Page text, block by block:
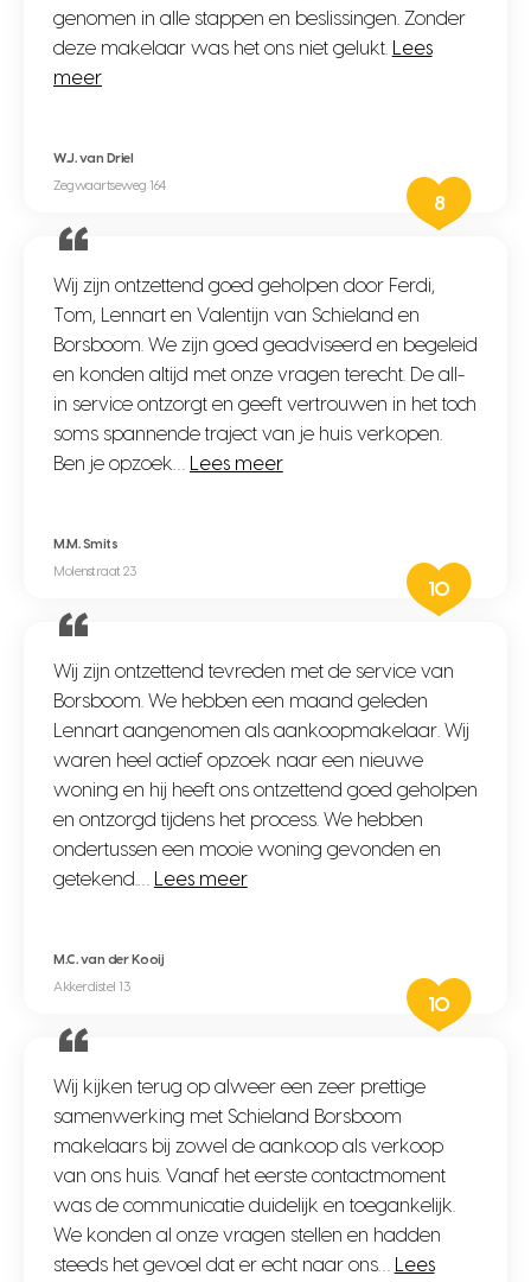
genomen in alle stappen en beslissingen. Zonder
deze makelaar was het ons niet gelukt.
Lees
meer
W.J. van Driel
Zegwaartseweg 164
8
Wij zijn ontzettend goed geholpen door Ferdi,
Tom, Lennart en Valentijn van Schieland en
Borsboom. We zijn goed geadviseerd en begeleid
en konden altijd met onze vragen terecht. De all-
in service ontzorgt en geeft vertrouwen in het toch
soms spannende traject van je huis verkopen.
Ben je opzoek…
Lees meer
M.M. Smits
Molenstraat 23
10
Wij zijn ontzettend tevreden met de service van
Borsboom. We hebben een maand geleden
Lennart aangenomen als aankoopmakelaar. Wij
waren heel actief opzoek naar een nieuwe
woning en hij heeft ons ontzettend goed geholpen
en ontzorgd tijdens het process. We hebben
ondertussen een mooie woning gevonden en
getekend.…
Lees meer
M.C. van der Kooij
Akkerdistel 13
10
Wij kijken terug op alweer een zeer prettige
samenwerking met Schieland Borsboom
makelaars bij zowel de aankoop als verkoop
van ons huis. Vanaf het eerste contactmoment
was de communicatie duidelijk en toegankelijk.
We konden al onze vragen stellen en hadden
steeds het gevoel dat er echt naar ons…
Lees